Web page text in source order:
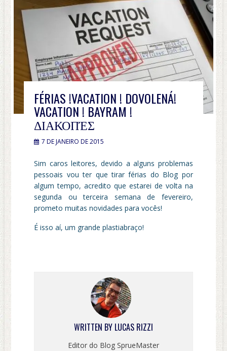
FÉRIAS !VACATION ! DOVOLENÁ!
VACATION ! BAYRAM !
ΔΙΑΚΟΠΈΣ
7 DE JANEIRO DE 2015
Sim caros leitores, devido a alguns problemas
pessoais vou ter que tirar férias do Blog por
algum tempo, acredito que estarei de volta na
segunda ou terceira semana de fevereiro,
prometo muitas novidades para vocês!
É isso aí, um grande plastiabraço!
WRITTEN BY LUCAS RIZZI
Editor do Blog SprueMaster